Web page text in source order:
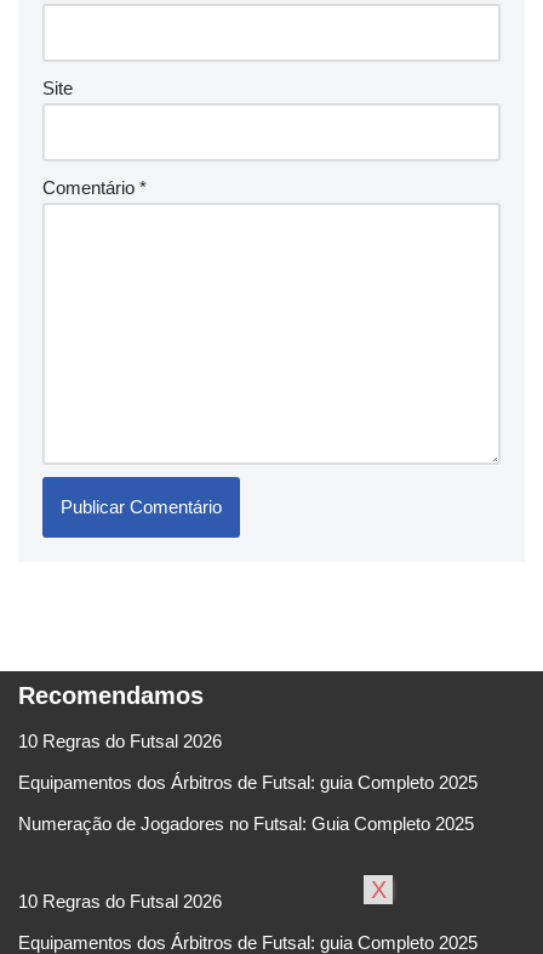
Site
Comentário *
Recomendamos
10 Regras do Futsal 2026
Equipamentos dos Árbitros de Futsal: guia Completo 2025
Numeração de Jogadores no Futsal: Guia Completo 2025
10 Regras do Futsal 2026
Equipamentos dos Árbitros de Futsal: guia Completo 2025
X